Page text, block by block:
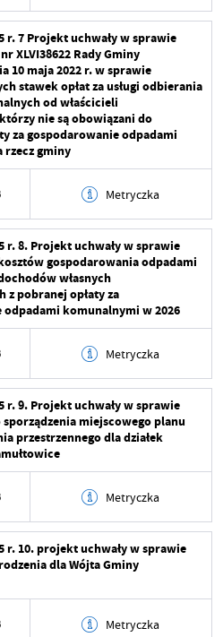
2025-12-05 08:06:12
Beata Mamczarz
2025-12-05 08:06:11
Beata Mamczarz
r. 7 Projekt uchwały w sprawie
XLVI38622 Rady Gminy
10 maja 2022 r. w sprawie
stawek opłat za usługi odbierania
od właścicieli
nie są obowiązani do
za gospodarowanie odpadami
gminy
Metryczka
2025-12-05 08:06:09
Beata Mamczarz
r. 8. Projekt uchwały w sprawie
gospodarowania odpadami
własnych
z pobranej opłaty za
komunalnymi w 2026
Metryczka
2025-12-05 08:06:08
r. 9. Projekt uchwały w sprawie
miejscowego planu
przestrzennego dla działek
Metryczka
r. 10. projekt uchwały w sprawie
dla Wójta Gminy
Metryczka